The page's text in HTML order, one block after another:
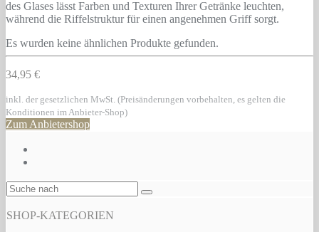
des Glases lässt Farben und Texturen Ihrer Getränke leuchten,
während die Riffelstruktur für einen angenehmen Griff sorgt.
Es wurden keine ähnlichen Produkte gefunden.
34,95 €
inkl. der gesetzlichen MwSt. (Preisänderungen vorbehalten, es gelten die
Konditionen im Anbieter-Shop)
Zum Anbietershop
SHOP-KATEGORIEN